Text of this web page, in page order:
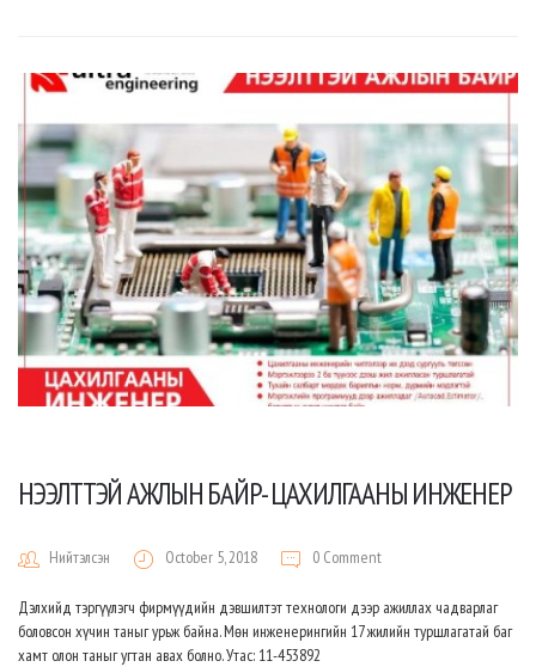
НЭЭЛТТЭЙ АЖЛЫН БАЙР- ЦАХИЛГААНЫ ИНЖЕНЕР
Нийтэлсэн October 5, 2018 0 Comment
Дэлхийд тэргүүлэгч фирмүүдийн дэвшилтэт технологи дээр ажиллах чадварлаг
боловсон хүчин таныг урьж байна. Мөн инженерингийн 17 жилийн туршлагатай баг
хамт олон таныг угтан авах болно. Утас: 11-453892